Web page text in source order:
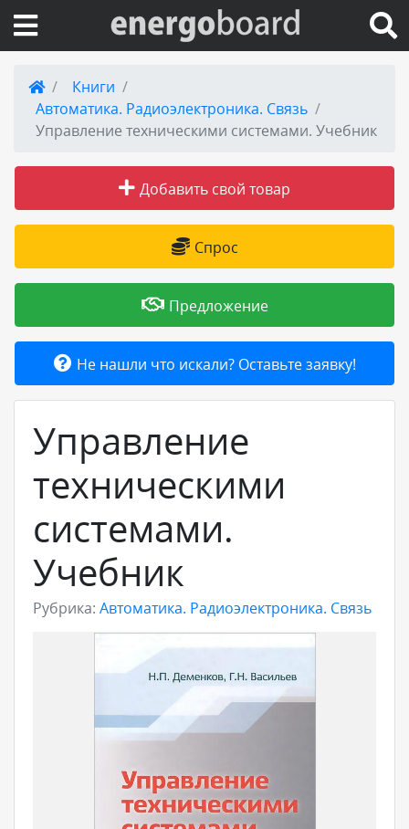
Вход на сайт
Поиск по сайту
Публикации
Справка
Товары и услуги
Добавить товар или услугу
Книги
Автоматика. Радиоэлектроника. Связь
Управление техническими системами. Учебник
Добавить свой товар
Спрос
Предложение
Не нашли что искали? Оставьте заявку!
Управление
техническими
системами.
Учебник
Рубрика: Автоматика. Радиоэлектроника. Связь